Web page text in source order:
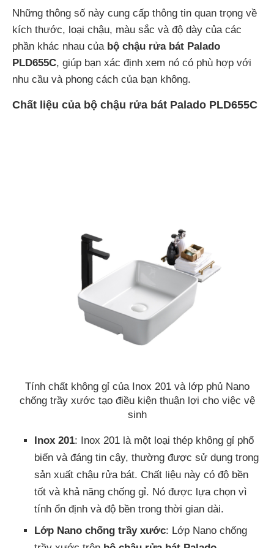
Những thông số này cung cấp thông tin quan trọng về
kích thước, loại chậu, màu sắc và độ dày của các
phần khác nhau của bộ chậu rửa bát Palado
PLD655C, giúp bạn xác định xem nó có phù hợp với
nhu cầu và phong cách của bạn không.
Chất liệu của bộ chậu rửa bát Palado PLD655C
Tính chất không gỉ của Inox 201 và lớp phủ Nano
chống trầy xước tạo điều kiện thuận lợi cho việc vệ
sinh
Inox 201: Inox 201 là một loại thép không gỉ phổ
biến và đáng tin cậy, thường được sử dụng trong
sản xuất chậu rửa bát. Chất liệu này có độ bền
tốt và khả năng chống gỉ. Nó được lựa chọn vì
tính ổn định và độ bền trong thời gian dài.
Lớp Nano chống trầy xước: Lớp Nano chống